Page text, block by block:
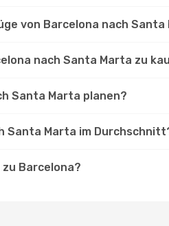
von Barcelona nach
nach Santa Marta zu
Santa Marta planen?
Santa Marta im
Barcelona?